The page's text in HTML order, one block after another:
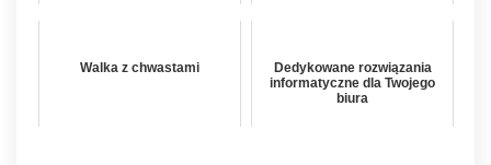
Walka z chwastami
Dedykowane rozwiązania
informatyczne dla Twojego
biura